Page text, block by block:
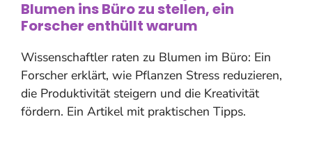
Blumen ins Büro zu stellen, ein
Forscher enthüllt warum
Wissenschaftler raten zu Blumen im Büro: Ein
Forscher erklärt, wie Pflanzen Stress reduzieren,
die Produktivität steigern und die Kreativität
fördern. Ein Artikel mit praktischen Tipps.